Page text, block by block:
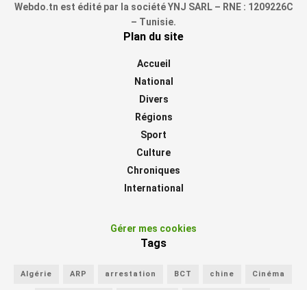
Webdo.tn est édité par la société YNJ SARL – RNE : 1209226C
– Tunisie.
Plan du site
Accueil
National
Divers
Régions
Sport
Culture
Chroniques
International
Gérer mes cookies
Tags
Algérie ARP arrestation BCT chine Cinéma